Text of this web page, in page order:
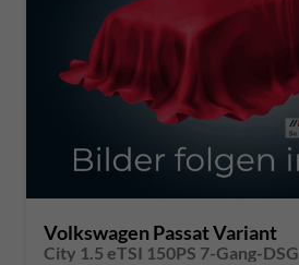
Volkswagen Passat Variant
City 1.5 eTSI 150PS 7-Gang-DSG